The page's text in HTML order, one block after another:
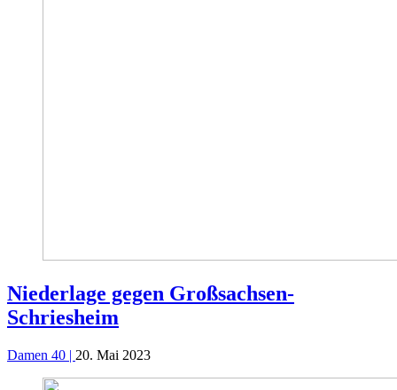
Niederlage gegen Großsachsen-
Schriesheim
Damen 40 | 20. Mai 2023